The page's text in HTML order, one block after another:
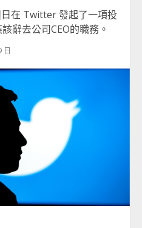
在 Twitter 發起了一項投
辭去公司CEO的職務。
日